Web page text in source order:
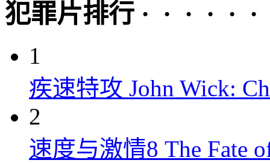
犯罪片排行 · · · · · ·
1
疾速特攻 John Wick:
2
速度与激情8 The Fate